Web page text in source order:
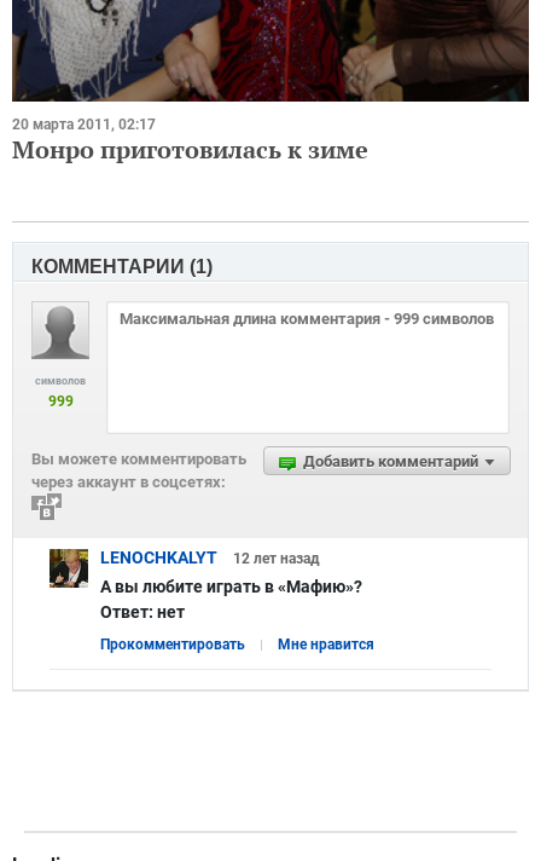
20 марта 2011, 02:17
Монро приготовилась к зиме
КОММЕНТАРИИ (1)
символов
999
Добавить комментарий
Вы можете комментировать
через аккаунт в соцсетях:
LENOCHKALYT 12 лет назад
А вы любите играть в «Мафию»?
Ответ: нет
Прокомментировать Мне нравится